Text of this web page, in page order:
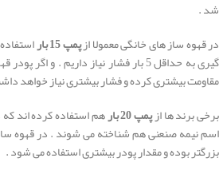
شد .
در قهوه ساز های خانگی معمولا ازپمپ 15 بار
گیری به حداقل 5 بار فشار نیاز داریم . و
مقاومت بیشتری کرده و فشار بیشتری نیاز خواهد
برخی برند ها ازپمپ 20 بار
هم استفاده کرده اند
بزرگتر بوده و مقدار پودر بیشتری استفاده می شود .